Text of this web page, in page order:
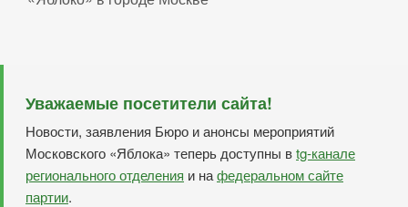
Уважаемые посетители сайта!
Новости, заявления Бюро и анонсы мероприятий
Московского «Яблока» теперь доступны вtg-канале
регионального отделения и нафедеральном сайте
партии.